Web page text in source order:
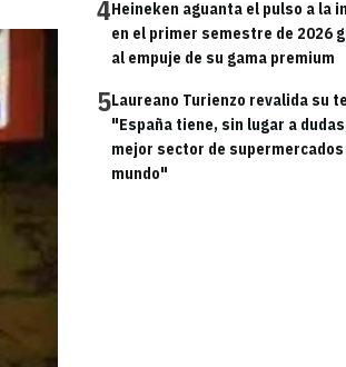
4Heineken aguanta el pulso a la
en el primer semestre de 2026
al empuje de su gama premium
5Laureano Turienzo revalida su
"España tiene, sin lugar a
mejor sector de
mundo"